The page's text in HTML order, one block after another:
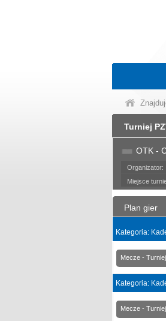
Turniej
OTK -
Organizator:
Miejsce
Plan gier
Kategoria:
Mecze -
Kategoria:
Mecze -